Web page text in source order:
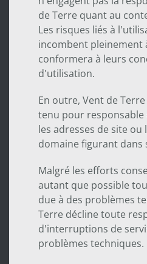
de Terre quant au
Les risques liés à
incombent pleinement
conformera à leurs
d'utilisation.
En outre, Vent de
tenu pour responsable
les adresses de site ou
domaine figurant dans
Malgré les efforts
autant que possible
due à des problèmes
Terre décline toute
d'interruptions de
problèmes techniques.